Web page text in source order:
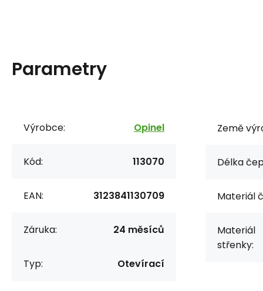
Parametry
Výrobce: Opinel
Kód: 113070
EAN: 3123841130709
Záruka: 24 měsíců
Typ: Otevírací
Země
Délka
Materiál
Materiál
střenky: